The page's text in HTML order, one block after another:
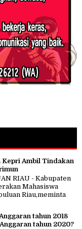
Kepri Ambil Tindakan
RIAU - Kabupaten
Mahasiswa
Riau,meminta
tahun 2018
tahun 2020?